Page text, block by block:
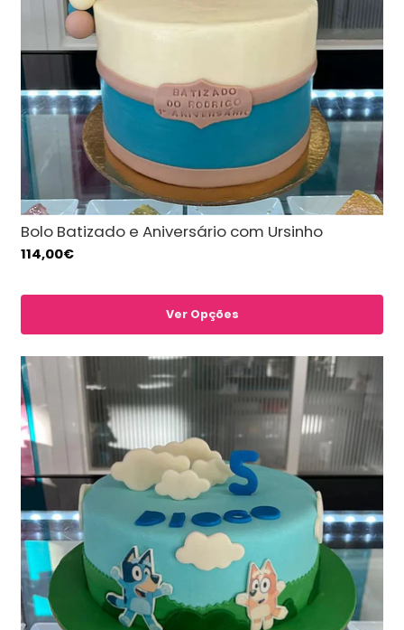
Bolo Batizado e Aniversário com Ursinho
114,00€
Ver Opções